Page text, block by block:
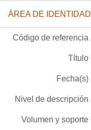
ÁREA DE IDENTIDAD
Código de referencia
Título
Fecha(s)
Nivel de descripción
Volumen y soporte